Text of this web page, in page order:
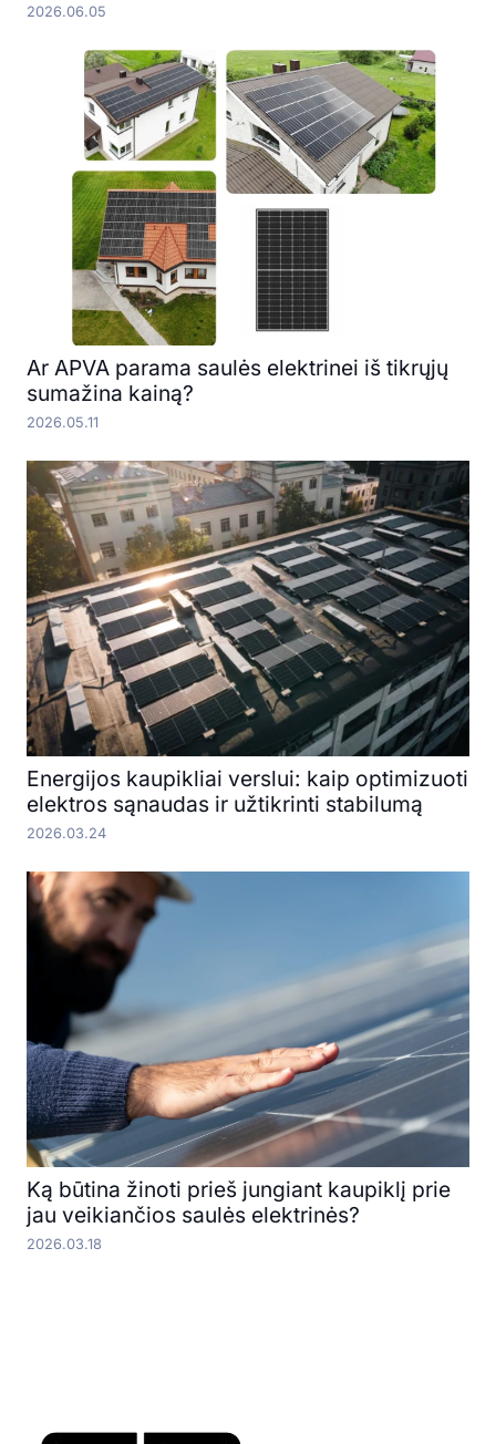
2026.06.05
Ar APVA parama saulės elektrinei iš tikrųjų
sumažina kainą?
2026.05.11
Energijos kaupikliai verslui: kaip optimizuoti
elektros sąnaudas ir užtikrinti stabilumą
2026.03.24
Ką būtina žinoti prieš jungiant kaupiklį prie
jau veikiančios saulės elektrinės?
2026.03.18